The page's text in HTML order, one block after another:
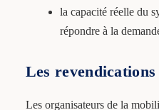
la capacité réelle du
répondre à la
Les
Les organisateurs de la